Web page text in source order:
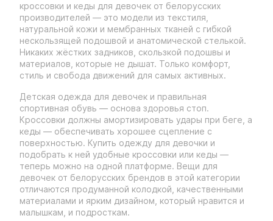
кроссовки и кеды для девочек от белорусских
производителей — это модели из текстиля,
натуральной кожи и мембранных тканей с гибкой
нескользящей подошвой и анатомической стелькой.
Никаких жёстких задников, скользкой подошвы и
материалов, которые не дышат. Только комфорт,
стиль и свобода движений для самых активных.
Детская одежда для девочек и правильная
спортивная обувь — основа здоровья стоп.
Кроссовки должны амортизировать удары при беге, а
кеды — обеспечивать хорошее сцепление с
поверхностью. Купить одежду для девочки и
подобрать к ней удобные кроссовки или кеды —
теперь можно на одной платформе. Вещи для
девочек от белорусских брендов в этой категории
отличаются продуманной колодкой, качественными
материалами и ярким дизайном, который нравится и
малышкам, и подросткам.